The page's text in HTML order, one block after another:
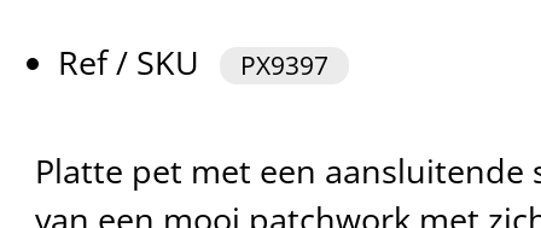
Ref / SKU
PX9397
Platte pet met een aansluitende